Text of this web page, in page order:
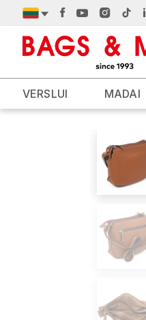
VERSLUI MADAI